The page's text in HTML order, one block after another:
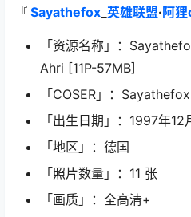
『 Sayathefox 英雄联盟·阿
「资源名称」：
Ahri [11P-57MB]
「COSER」：Sayathefox
「出生日期」：1997年12
「地区」：德国
「照片数量」：11 张
「画质」：全高清+